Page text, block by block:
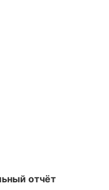
отчёт